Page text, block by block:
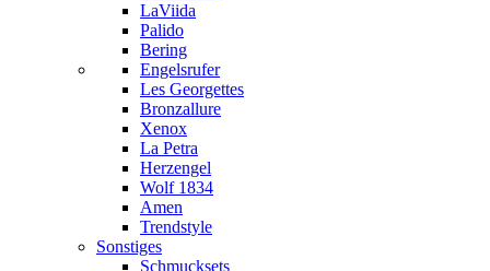
LaViida
Palido
Bering
Engelsrufer
Les Georgettes
Bronzallure
Xenox
La Petra
Herzengel
Wolf 1834
Amen
Trendstyle
Sonstiges
Schmucksets